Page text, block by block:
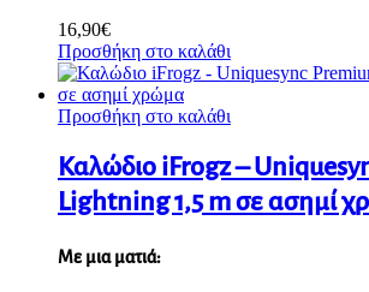
16,90€
Προσθήκη στο καλάθι
Προσθήκη στο καλάθι
Καλώδιο iFrogz –
Lightning 1,5 m σε ασημί
Με μια ματιά: